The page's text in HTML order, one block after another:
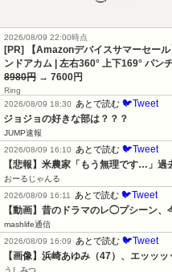
2026/08/09 22:00時点
[PR] 【Amazonデバイスサマーセー
ンドアカム | 左右360° 上下169° パ
8980円 → 7600円
Ring
2026/08/09 18:30
あとで読む 🐦Tweet
ジョジョの好きな部は？？？
JUMP速報
2026/08/09 16:10
あとで読む 🐦Tweet
【悲報】米農家「もう無理です…」
おーるじゃんる
2026/08/09 16:11
あとで読む 🐦Tweet
【動画】昔のドラマのレ◯プシーン
mashlife通信
2026/08/09 16:09
あとで読む 🐦Tweet
【画像】浜崎あゆみ（47）、エッッ
うしみつ